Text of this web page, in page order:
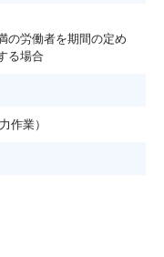
の労働者を期間の定め
る場合
作業）